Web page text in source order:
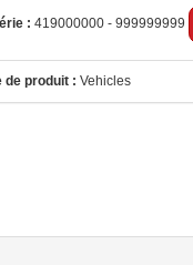
: 419000000 - 999999999
de produit : Vehicles